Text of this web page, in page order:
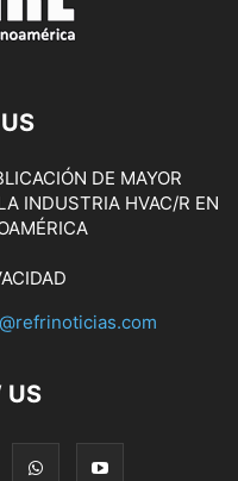
DE MAYOR
INDUSTRIA HVAC/R EN
US